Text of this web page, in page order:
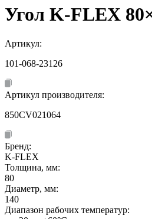
Угол K-FLEX
Артикул:
101-068-23126
Артикул производителя:
850CV021064
Бренд:
K-FLEX
Толщина, мм:
80
Диаметр, мм:
140
Диапазон рабочих температур: